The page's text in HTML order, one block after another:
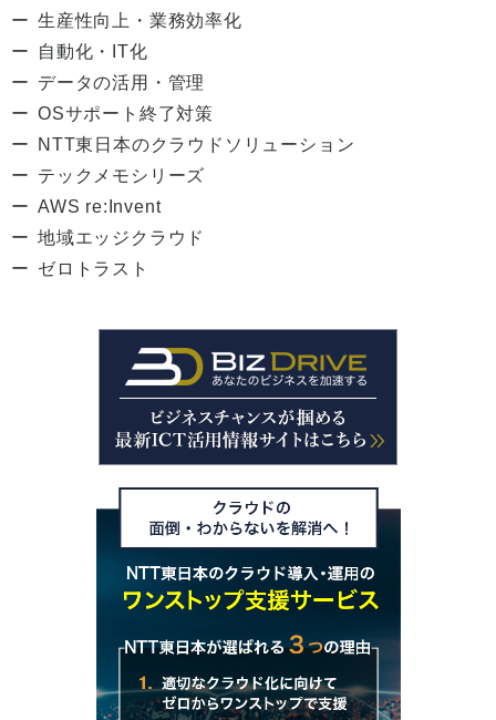
生産性向上・業務効率化
自動化・IT化
データの活用・管理
OSサポート終了対策
NTT東日本のクラウドソリューション
テックメモシリーズ
AWS re:Invent
地域エッジクラウド
ゼロトラスト